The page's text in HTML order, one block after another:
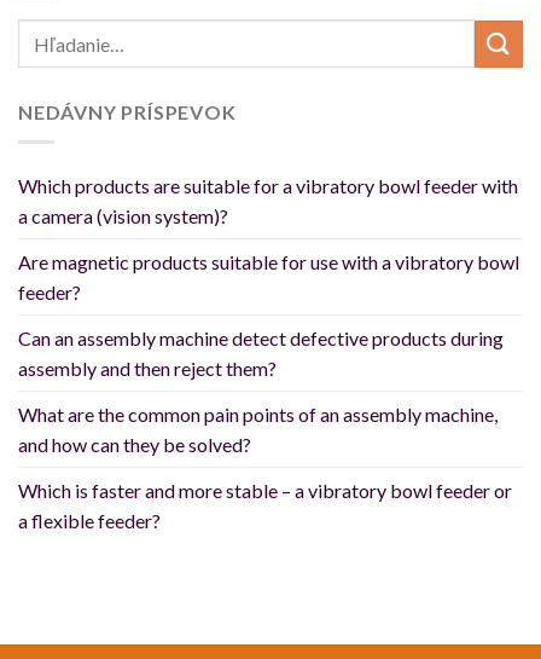
NEDÁVNY PRÍSPEVOK
Which products are suitable for a vibratory bowl feeder with
a camera (vision system)?
Are magnetic products suitable for use with a vibratory bowl
feeder?
Can an assembly machine detect defective products during
assembly and then reject them?
What are the common pain points of an assembly machine,
and how can they be solved?
Which is faster and more stable – a vibratory bowl feeder or
a flexible feeder?